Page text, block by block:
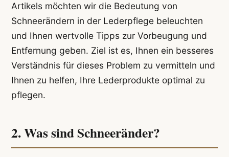
Artikels möchten wir die Bedeutung von
Schneerändern in der Lederpflege beleuchten
und Ihnen wertvolle Tipps zur Vorbeugung und
Entfernung geben. Ziel ist es, Ihnen ein besseres
Verständnis für dieses Problem zu vermitteln und
Ihnen zu helfen, Ihre Lederprodukte optimal zu
pflegen.
2. Was sind Schneeränder?